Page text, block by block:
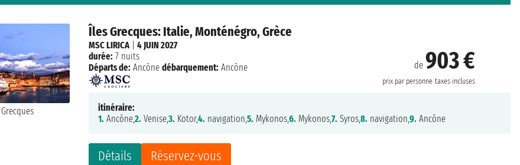
Îles Grecques: Italie, Monténégro, Grèce
de 903 €
prix par personne taxes incluses
Détails Réservez-vous
MSC LIRICA|4 JUIN 2027
durée: 7 nuits
Départs de: Ancône débarquement: Ancône
itinéraire:
1. Ancône,2. Venise,3. Kotor,4. navigation,5. Mykonos,6. Mykonos,7. Syros,8. navigation,9. Ancône